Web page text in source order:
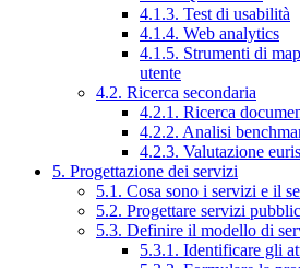
4.1.3. Test di usabilità
4.1.4. Web analytics
4.1.5. Strumenti di
utente
4.2. Ricerca secondaria
4.2.1. Ricerca
4.2.2. Analisi
4.2.3. Valutazione
5. Progettazione dei servizi
5.1. Cosa sono i servizi e il
5.2. Progettare servizi
5.3. Definire il modello di
5.3.1. Identificare gli